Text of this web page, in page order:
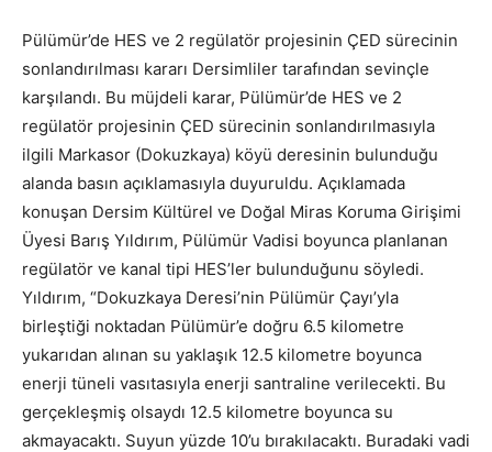
Pülümür’de HES ve 2 regülatör projesinin ÇED sürecinin
sonlandırılması kararı Dersimliler tarafından sevinçle
karşılandı. Bu müjdeli karar, Pülümür’de HES ve 2
regülatör projesinin ÇED sürecinin sonlandırılmasıyla
ilgili Markasor (Dokuzkaya) köyü deresinin bulunduğu
alanda basın açıklamasıyla duyuruldu. Açıklamada
konuşan Dersim Kültürel ve Doğal Miras Koruma Girişimi
Üyesi Barış Yıldırım, Pülümür Vadisi boyunca planlanan
regülatör ve kanal tipi HES’ler bulunduğunu söyledi.
Yıldırım, “Dokuzkaya Deresi’nin Pülümür Çayı’yla
birleştiği noktadan Pülümür’e doğru 6.5 kilometre
yukarıdan alınan su yaklaşık 12.5 kilometre boyunca
enerji tüneli vasıtasıyla enerji santraline verilecekti. Bu
gerçekleşmiş olsaydı 12.5 kilometre boyunca su
akmayacaktı. Suyun yüzde 10’u bırakılacaktı. Buradaki vadi